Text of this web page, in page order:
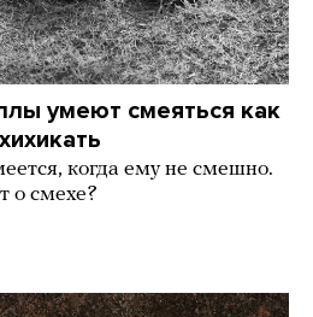
умеют смеяться как
когда ему не смешно.
о смехе?